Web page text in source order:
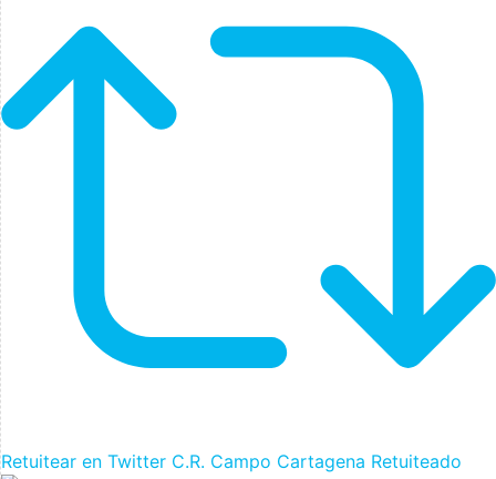
Retuitear en Twitter C.R. Campo Cartagena Retuiteado